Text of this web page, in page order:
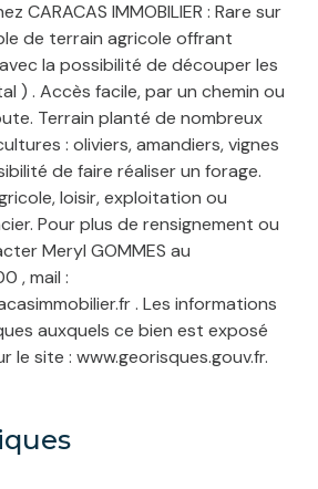
CARACAS IMMOBILIER : Rare sur
de terrain agricole offrant
la possibilité de découper les
) . Accès facile, par un chemin ou
Terrain planté de nombreux
: oliviers, amandiers, vignes
de faire réaliser un forage.
loisir, exploitation ou
Pour plus de rensignement ou
Meryl GOMMES au
, mail :
. Les informations
auxquels ce bien est exposé
le site : www.georisques.gouv.fr.